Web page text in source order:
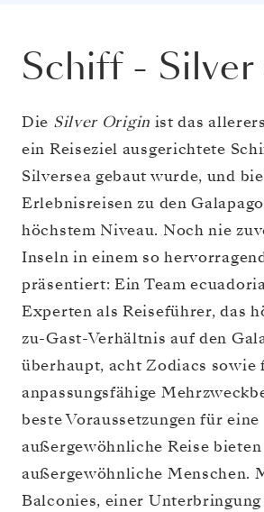
Schiff-
Die Silver Origin ist das
ein Reiseziel ausgerichtete
Silversea gebaut wurde, und
Erlebnisreisen zu den
höchstem Niveau. Noch nie
Inseln in einem so
präsentiert: Ein Team
Experten als Reiseführer, das
zu-Gast-Verhältnis auf den
überhaupt, acht Zodiacs sowie
anpassungsfähige
beste Voraussetzungen für eine
außergewöhnliche Reise
außergewöhnliche Menschen.
Balconies, einer